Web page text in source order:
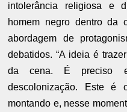
intolerância religiosa e
homem negro dentro da
abordagem de
debatidos. “A ideia é
da cena. É preciso
descolonização. Este é
montando e, nesse